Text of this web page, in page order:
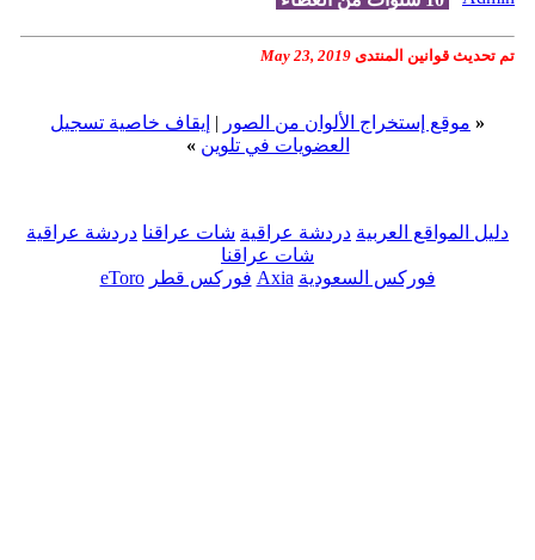
تم تحديث قوانين المنتدى May 23, 2019
« موقع إستخراج الألوان من الصور | إيقاف خاصية تسجيل
العضويات في تلوين »
دليل المواقع العربية دردشة عراقية شات عراقنا دردشة عراقية
شات عراقنا
فوركس السعودية Axia فوركس قطر eToro